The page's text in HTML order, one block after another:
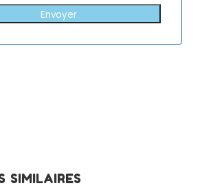
Envoyer
similaires